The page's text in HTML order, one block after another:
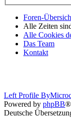
Foren-
Alle Zeiten
Alle Cookies
Das Team
Kontakt
Left Profile By
Powered by phpBB®
Deutsche